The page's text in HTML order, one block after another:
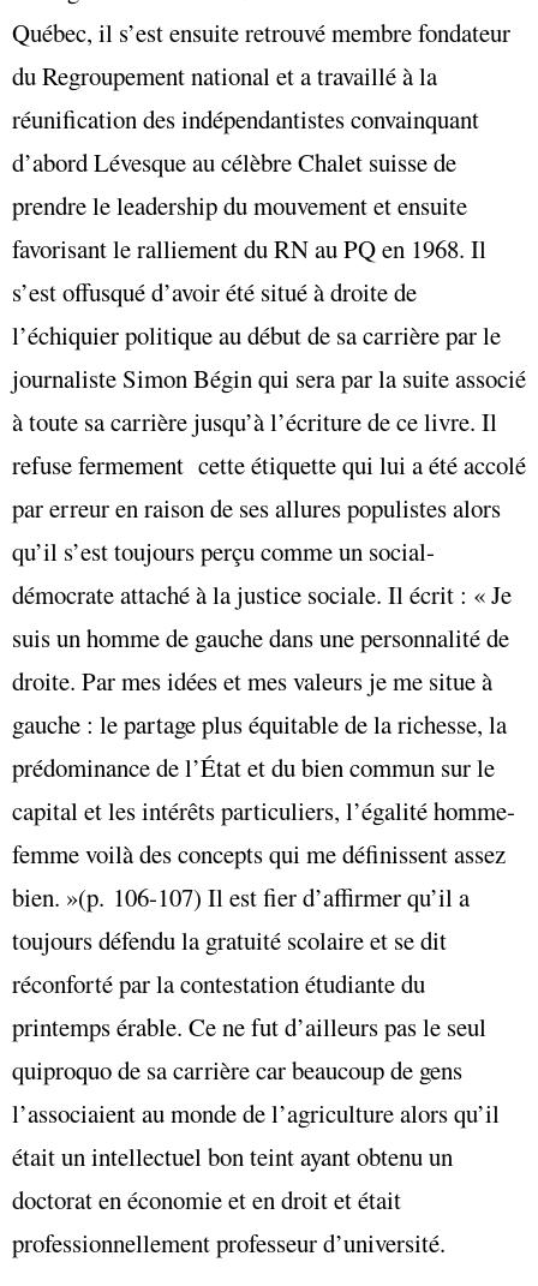
Québec, il s’est ensuite retrouvé membre fondateur
du Regroupement national et a travaillé à la
réunification des indépendantistes convainquant
d’abord Lévesque au célèbre Chalet suisse de
prendre le leadership du mouvement et ensuite
favorisant le ralliement du RN au PQ en 1968. Il
s’est offusqué d’avoir été situé à droite de
l’échiquier politique au début de sa carrière par le
journaliste Simon Bégin qui sera par la suite associé
à toute sa carrière jusqu’à l’écriture de ce livre. Il
refuse fermement cette étiquette qui lui a été accolé
par erreur en raison de ses allures populistes alors
qu’il s’est toujours perçu comme un social-
démocrate attaché à la justice sociale. Il écrit : « Je
suis un homme de gauche dans une personnalité de
droite. Par mes idées et mes valeurs je me situe à
gauche : le partage plus équitable de la richesse, la
prédominance de l’État et du bien commun sur le
capital et les intérêts particuliers, l’égalité homme-
femme voilà des concepts qui me définissent assez
bien. »(p. 106-107) Il est fier d’affirmer qu’il a
toujours défendu la gratuité scolaire et se dit
réconforté par la contestation étudiante du
printemps érable. Ce ne fut d’ailleurs pas le seul
quiproquo de sa carrière car beaucoup de gens
l’associaient au monde de l’agriculture alors qu’il
était un intellectuel bon teint ayant obtenu un
doctorat en économie et en droit et était
professionnellement professeur d’université.